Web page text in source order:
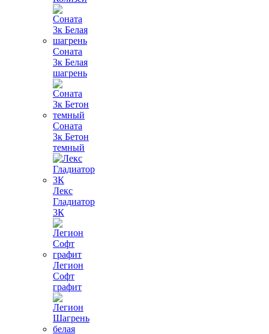
Соната
3к Белая
шагрень
Соната
3к Бетон
темный
Лекс
Гладиатор
3К
Легион
Софт
графит